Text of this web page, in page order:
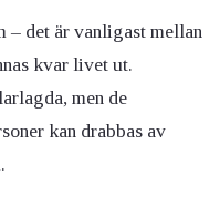
– det är vanligast mellan
kvar livet ut.
men de
kan drabbas av